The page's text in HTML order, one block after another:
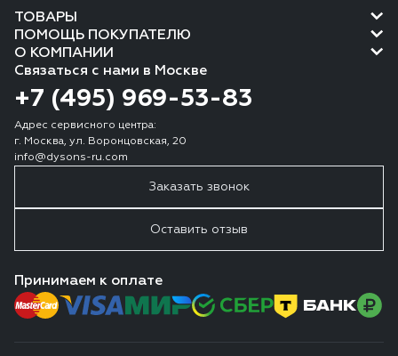
ТОВАРЫ
ПОМОЩЬ ПОКУПАТЕЛЮ
О КОМПАНИИ
Связаться с нами в Москве
+7 (495) 969-53-83
Адрес сервисного центра:
г. Москва, ул. Воронцовская, 20
info@dysons-ru.com
Заказать звонок
Оставить отзыв
Принимаем к оплате